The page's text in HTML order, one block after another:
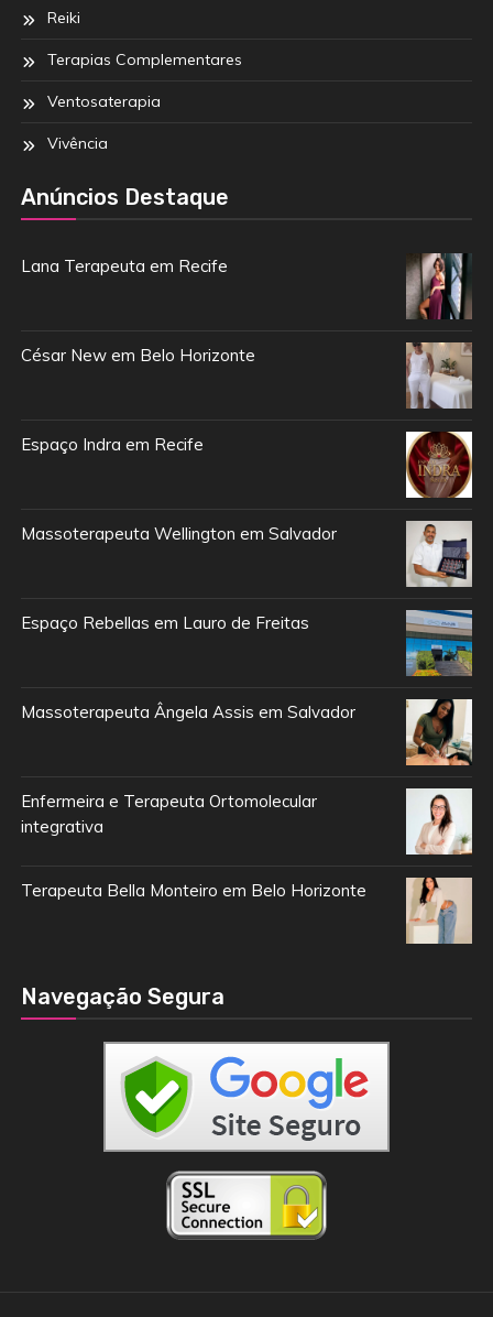
Reiki
Terapias Complementares
Ventosaterapia
Vivência
Anúncios Destaque
Lana Terapeuta em Recife
César New em Belo Horizonte
Espaço Indra em Recife
Massoterapeuta Wellington em Salvador
Espaço Rebellas em Lauro de Freitas
Massoterapeuta Ângela Assis em Salvador
Enfermeira e Terapeuta Ortomolecular
integrativa
Terapeuta Bella Monteiro em Belo Horizonte
Navegação Segura